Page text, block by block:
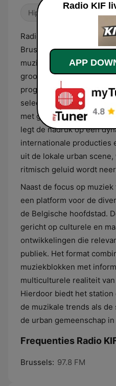
Hiphop
Radio KIF is een
Brussel dat zich specifiek
muziekstromingen en de
grootstedelijke cultuur.
programmering bestaat
selectie van hiphop,
met genres zoals
legt de nadruk op een
internationale producties
uit de lokale urban
ritmisch geluid wordt
Naast de focus op
een platform voor de
de Belgische hoofdstad.
gericht op culturele en
ontwikkelingen die
publiek. Het format
muziekblokken met
multiculturele realiteit
Hierdoor biedt het
de muzikale trends als
de urban gemeenschap
Frequenties Radio
Brussels: 97.8 FM
Radio KIF
APP